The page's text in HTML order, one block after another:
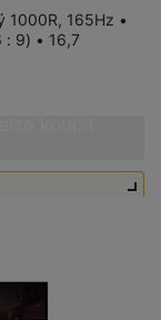
1000R, 165Hz •
: 9) • 16,7